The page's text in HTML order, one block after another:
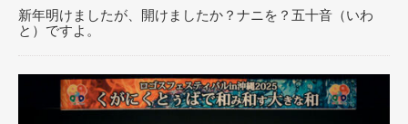
新年明けましたが、開けましたか？ナニを？五十音（いわ
と）ですよ。